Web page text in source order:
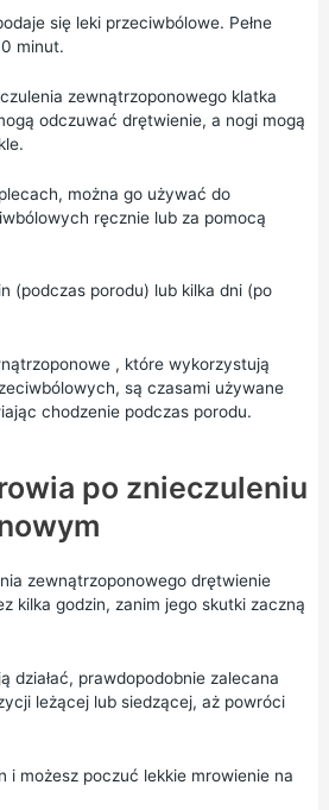
się leki przeciwbólowe. Pełne
minut.
zewnątrzoponowego klatka
odczuwać drętwienie, a nogi mogą
można go używać do
ręcznie lub za pomocą
(podczas porodu) lub kilka dni (po
, które wykorzystują
są czasami używane
chodzenie podczas porodu.
po znieczuleniu
zewnątrzoponowego drętwienie
kilka godzin, zanim jego skutki zaczną
działać, prawdopodobnie zalecana
leżącej lub siedzącej, aż powróci
i możesz poczuć lekkie mrowienie na